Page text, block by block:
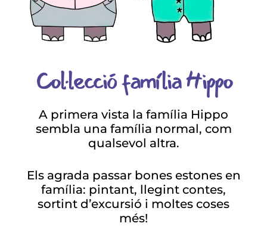
Col·lecció família Hippo​
A primera vista la família Hippo
sembla una família normal, com
qualsevol altra.
Els agrada passar bones estones en
família: pintant, llegint contes,
sortint d’excursió i moltes coses
més!